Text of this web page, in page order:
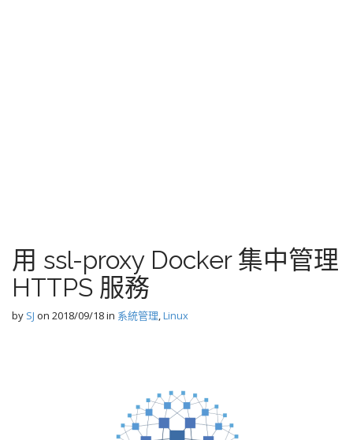
用 ssl-proxy Docker 集中管理
HTTPS 服務
by SJ on 2018/09/18in 系統管理,Linux